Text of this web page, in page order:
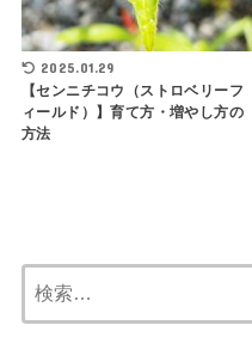
2025.01.29
【センニチコウ（ストロベリーフ
ィールド）】育て方・増やし方の
方法